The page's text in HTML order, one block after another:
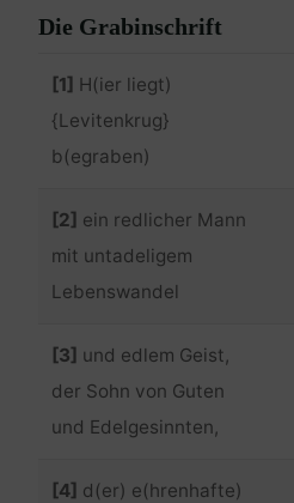
Die Grabinschrift
[1] H(ier liegt)
{Levitenkrug}
b(egraben)
[2] ein redlicher Mann
mit untadeligem
Lebenswandel
[3] und edlem Geist,
der Sohn von Guten
und Edelgesinnten,
[4] d(er) e(hrenhafte)